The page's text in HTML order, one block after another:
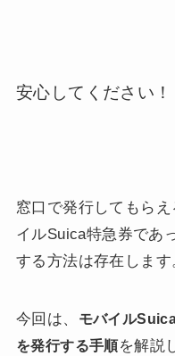
安心してください！
窓口で発行してもら
イルSuica特急券であ
する方法は存在します
今回は、
モバイル
を発行する手順を解説